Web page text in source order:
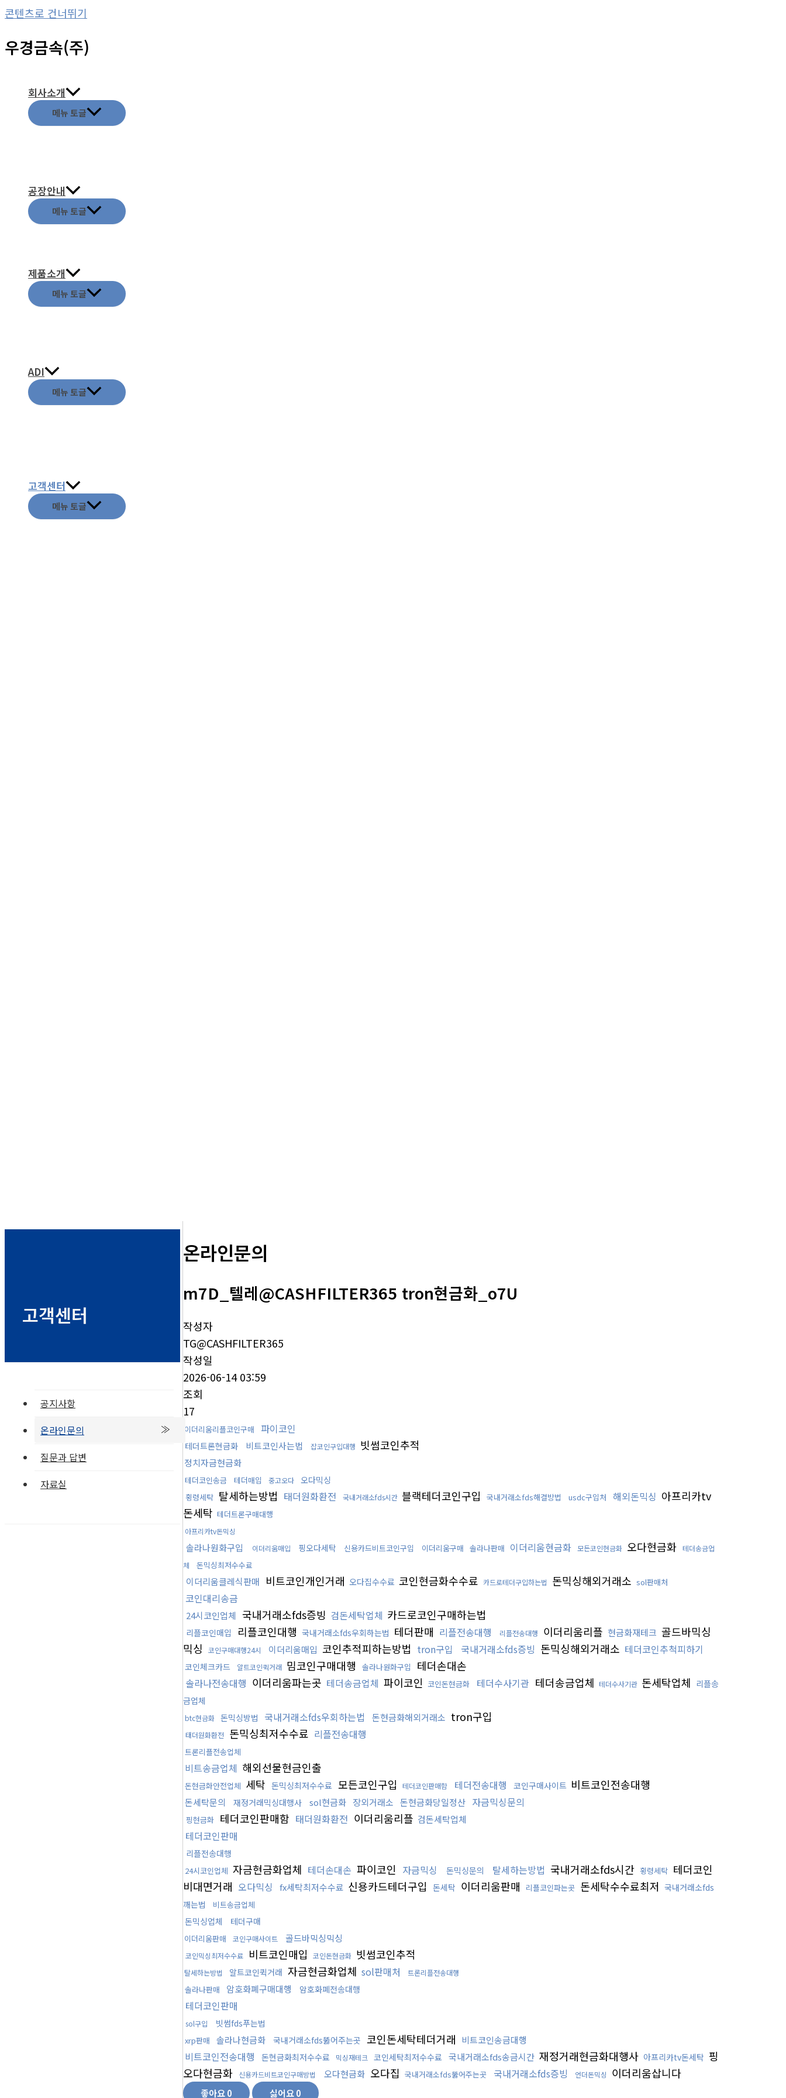
콘텐츠로 건너뛰기
우경금속(주)
회사소개
메뉴 토글
공장안내
메뉴 토글
제품소개
메뉴 토글
ADI
메뉴 토글
고객센터
메뉴 토글
고객센터
공지사항
온라인문의
질문과 답변
자료실
온라인문의
m7D_텔레@CASHFILTER365 tron현금화_o7U
작성자
TG@CASHFILTER365
작성일
2026-06-14 03:59
조회
17
이더리움리플코인구매 파이코인
테더트론현금화 비트코인사는법 잡코인구입대행 빗썸코인추적
정치자금현금화
테더코인송금 테더매입 중고오다 오다믹싱
횡령세탁 탈세하는방법 태더원화환전 국내거래소fds시간 블랙테더코인구입 국내거래소fds해결방법 usdc구입처 해외돈믹싱 아프리카tv
돈세탁 테더트론구매대행
아프리카tv돈믹싱
솔라나원화구입 이더리움매입 핑오다세탁 신용카드비트코인구입 이더리움구매 솔라나판매 이더리움현금화 모든코인현금화 오다현금화 테더송금업
체
돈믹싱최저수수료
이더리움클레식판매 비트코인개인거래 오다집수수료 코인현금화수수료 카드로테더구입하는법 돈믹싱해외거래소 sol판매처
코인대리송금
24시코인업체 국내거래소fds증빙 검돈세탁업체 카드로코인구매하는법
리플코인매입 리플코인대행 국내거래소fds우회하는법 테더판매 리플전송대행 리플전송대행 이더리움리플 현금화재테크 골드바믹싱
믹싱
코인구매대행24시 이더리움매입 코인추적피하는방법 tron구입 국내거래소fds증빙 돈믹싱해외거래소 테더코인추척피하기
코인체크카드 알트코인퀵거래 밈코인구매대행 솔라나원화구입 테더손대손
솔라나전송대행 이더리움파는곳 테더송금업체 파이코인 코인돈현금화 테더수사기관 테더송금업체 테더수사기관 돈세탁업체 리플송
금업체
btc현금화 돈믹싱방법 국내거래소fds우회하는법 돈현금화해외거래소 tron구입
태더원화환전 돈믹싱최저수수료 리플전송대행
트론리플전송업체
비트송금업체 해외선물현금인출
돈현금화안전업체 세탁 돈믹싱최저수수료 모든코인구입 테더코인판매함 테더전송대행 코인구매사이트 비트코인전송대행
돈세탁문의 재정거래믹싱대행사 sol현금화 장외거래소 돈현금화당일정산 자금믹싱문의
핑현금화 테더코인판매함 태더원화환전 이더리움리플 검돈세탁업체
테더코인판매
리플전송대행
24시코인업체 자금현금화업체 테더손대손 파이코인 자금믹싱 돈믹싱문의 탈세하는방법 국내거래소fds시간 횡령세탁 테더코인
비대면거래 오다믹싱 fx세탁최저수수료 신용카드테더구입 돈세탁 이더리움판매 리플코인파는곳 돈세탁수수료최저 국내거래소fds
깨는법
비트송금업체
돈믹싱업체 테더구매
이더리움판매 코인구매사이트 골드바믹싱믹싱
코인믹싱최저수수료 비트코인매입 코인돈현금화 빗썸코인추적
탈세하는방법 알트코인퀵거래 자금현금화업체 sol판매처 트론리플전송대행
솔라나판매 암호화폐구매대행 암호화폐전송대행
테더코인판매
sol구입 빗썸fds푸는법
xrp판매 솔라나현금화 국내거래소fds뚫어주는곳 코인돈세탁테더거래 비트코인송금대행
비트코인전송대행 돈현금화최저수수료 믹싱재테크 코인세탁최저수수료 국내거래소fds송금시간 재정거래현금화대행사 아프리카tv돈세탁 핑
오다현금화
신용카드비트코인구매방법 오다현금화 오다집 국내거래소fds뚫어주는곳 국내거래소fds증빙 언더돈믹싱 이더리움삽니다
좋아요0 싫어요0